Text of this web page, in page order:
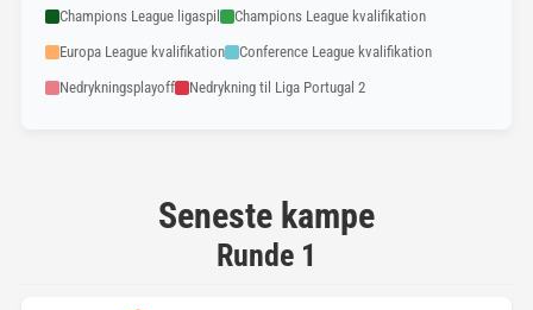
Champions League ligaspil
Champions League kvalifikation
Europa League kvalifikation
Conference League kvalifikation
Nedrykningsplayoff
Nedrykning til Liga Portugal 2
Seneste kampe
Runde 1